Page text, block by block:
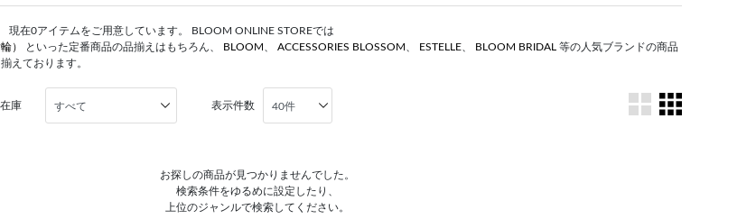
現在0アイテムをご用意しています。 BLOOM ONLINE STOREでは
） といった定番商品の品揃えはもちろん、 BLOOM ACCESSORIES BLOSSOM ESTELLE BLOOM BRIDAL
等の人気ブランドの商品
えております。
在庫 表示件数
お探しの商品が見つかりませんでした。
検索条件をゆるめに設定したり、
上位のジャンルで検索してください。